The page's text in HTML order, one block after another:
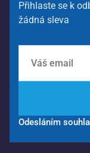
Přihlaste se k
žádná sleva
Odesláním